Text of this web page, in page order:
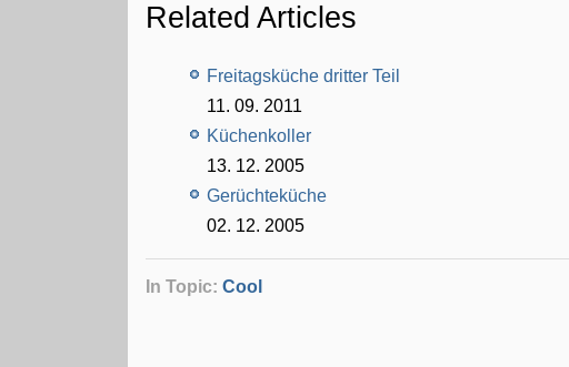
Related Articles
Freitagsküche dritter Teil
11. 09. 2011
Küchenkoller
13. 12. 2005
Gerüchteküche
02. 12. 2005
In Topic:Cool